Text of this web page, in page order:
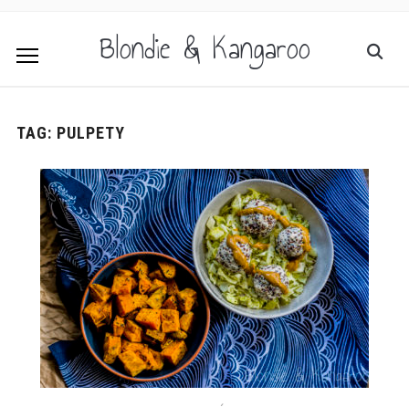
Blondie & Kangaroo
TAG: PULPETY